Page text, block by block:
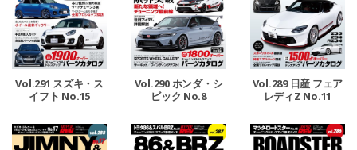
Vol.291 スズキ・ス
イフト No.15
Vol.290 ホンダ・シ
ビック No.8
Vol.289 日産 フェア
レディZ No.11